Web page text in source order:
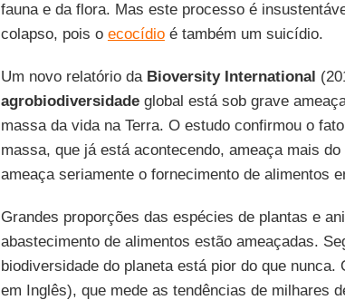
fauna e da flora. Mas este processo é
colapso, pois o ecocídioé também um suicídio.
Um novo relatório da Bioversity International
agrobiodiversidadeglobal está sob grave
massa da vida na Terra. O estudo confirmou o
massa, que já está acontecendo, ameaça mais
ameaça seriamente o fornecimento de alimentos
Grandes proporções das espécies de plantas e
abastecimento de alimentos estão ameaçadas.
biodiversidade do planeta está pior do que nunca.
em Inglês), que mede as tendências de milhares